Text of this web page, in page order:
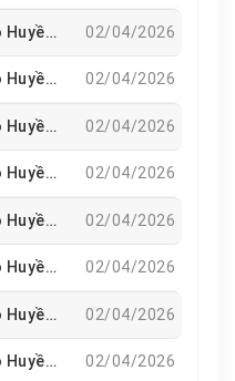
Chương 185: C185: Quỷ Độ Huyền Hà 02/04/2026
Chương 184: C184: Quỷ Độ Huyền Hà 02/04/2026
Chương 183: C183: Quỷ Độ Huyền Hà 02/04/2026
Chương 182: C182: Quỷ Độ Huyền Hà 02/04/2026
Chương 181: C181: Quỷ Độ Huyền Hà 02/04/2026
Chương 180: C180: Quỷ Độ Huyền Hà 02/04/2026
Chương 179: C179: Quỷ Độ Huyền Hà 02/04/2026
Chương 178: C178: Quỷ Độ Huyền Hà 02/04/2026